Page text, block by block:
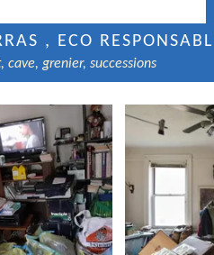
, ECO
grenier, successions